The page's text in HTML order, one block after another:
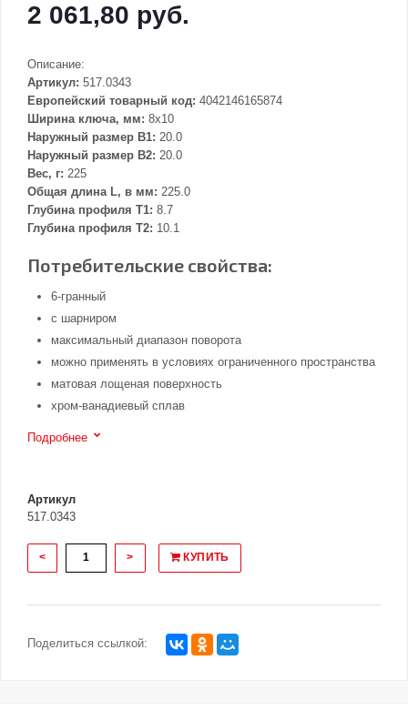
2 061,80 руб.
Описание:
Артикул: 517.0343
Европейский товарный код: 4042146165874
Ширина ключа, мм: 8x10
Наружный размер В1: 20.0
Наружный размер В2: 20.0
Вес, г: 225
Общая длина L, в мм: 225.0
Глубина профиля T1: 8.7
Глубина профиля T2: 10.1
Потребительские свойства:
6-гранный
с шарниром
максимальный диапазон поворота
можно применять в условиях ограниченного пространства
матовая лощеная поверхность
хром-ванадиевый сплав
Подробнее
Артикул
517.0343
< > КУПИТЬ
Поделиться ссылкой: